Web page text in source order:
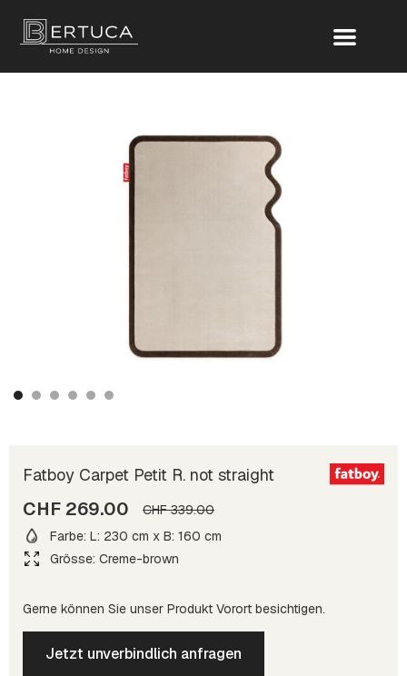
Fatboy Carpet Petit R. not straight
CHF 269.00
CHF 339.00
Farbe: L: 230 cm x B: 160 cm
Grösse: Creme-brown
Gerne können Sie unser Produkt Vorort besichtigen.
Jetzt unverbindlich anfragen